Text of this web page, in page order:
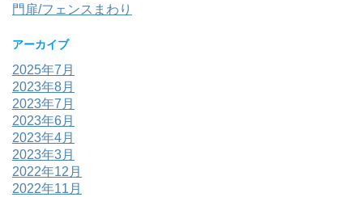
門扉/フェンスまわり
アーカイブ
2025年7月
2023年8月
2023年7月
2023年6月
2023年4月
2023年3月
2022年12月
2022年11月